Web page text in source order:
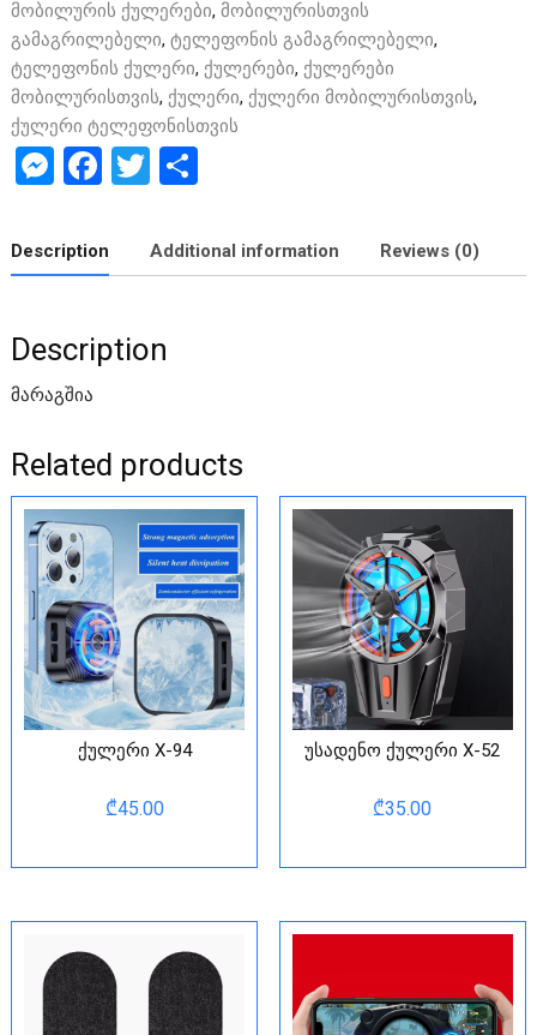
მობილურის ქულერები, მობილურისთვის
გამაგრილებელი, ტელეფონის გამაგრილებელი,
ტელეფონის ქულერი, ქულერები, ქულერები
მობილურისთვის, ქულერი, ქულერი მობილურისთვის,
ქულერი ტელეფონისთვის
M
se
n
er
F
ce
b
o
T
tt
er
ar
e
Description Additional information Reviews (0)
Description
მარაგშია
Related products
ქულერი X-94
₾45.00
უსადენო ქულერი X-52
₾35.00